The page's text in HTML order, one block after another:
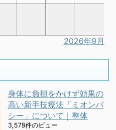
2026年9月
身体に負担をかけず効果の
高い新手技療法「ミオンパ
シー」について｜整体
3,578件のビュー